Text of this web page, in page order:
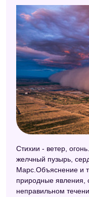
Итальянский
Малый сонник
Сонник Авеля
Сонник
Совмещенный
Сонник Юнга
Английский
Эзотерический
Сонник
Интимный
Детский сонник
Стихии - ветер,
желчный пузырь,
Марс.Объяснение и
природные явления,
неправильном